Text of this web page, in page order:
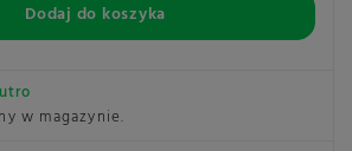
Dodaj do koszyka
w magazynie